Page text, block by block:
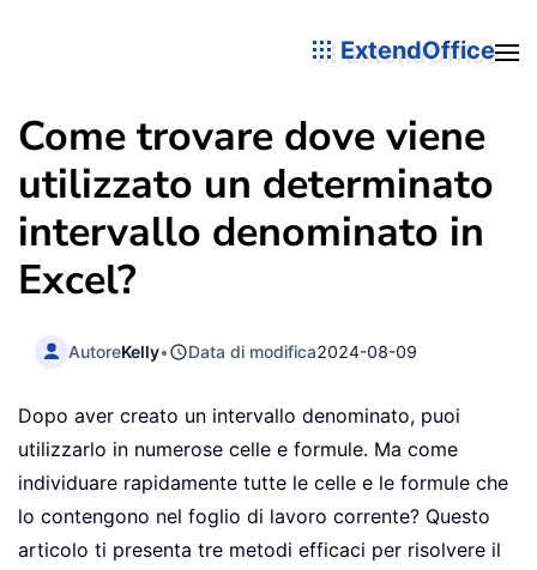
ExtendOffice
Come trovare dove viene
utilizzato un determinato
intervallo denominato in
Excel?
AutoreKelly• Data di modifica2024-08-09
Dopo aver creato un intervallo denominato, puoi
utilizzarlo in numerose celle e formule. Ma come
individuare rapidamente tutte le celle e le formule che
lo contengono nel foglio di lavoro corrente? Questo
articolo ti presenta tre metodi efficaci per risolvere il